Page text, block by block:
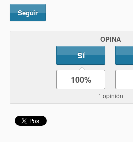
Seguir
OPINA
Sí
100%
1 opinión